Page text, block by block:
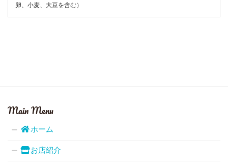
卵、小麦、大豆を含む）
Main Menu
ホーム
お店紹介